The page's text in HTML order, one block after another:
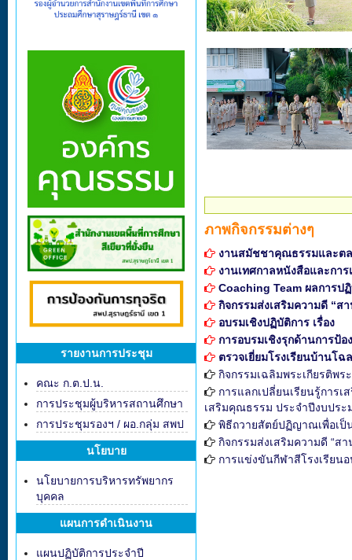
รายงานการประชุม
คณะ ก.ต.ป.น.
การประชุมผู้บริหารสถานศึกษา
การประชุมรองฯ / ผอ.กลุ่ม สพป
นโยบาย
นโยบายการบริหารทรัพยากร
บุคคล
แผนการดำเนินงาน
แผนปฏิบัติการประจำปี
ภาพกิจกรรมต่างๆ
งานสมัชชาคุณธรรมและต
งานเทศกาลหนังสือและกา
Coaching Team ผลการป
กิจกรรมส่งเสริมความดี “ส
อบรมเชิงปฏิบัติการ เรื่อง
การอบรมเชิงรุกด้านการป้
ตรวจเยี่ยมโรงเรียนบ้านโฉ
กิจกรรมเฉลิมพระเกียรติพ
การแลกเปลี่ยนเรียนรู้การ
เสริมคุณธรรม ประจำปีงบปร
พิธีถวายสัตย์ปฏิญาณเพื่อเ
กิจกรรมส่งเสริมความดี “ส
การแข่งขันกีฬาสีโรงเรียน